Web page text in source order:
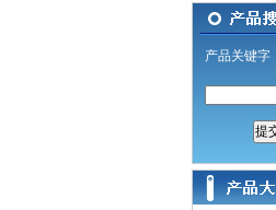
产品关键字